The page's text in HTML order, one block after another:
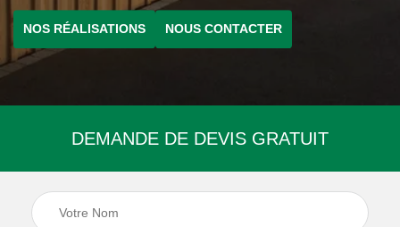
NOS RÉALISATIONS NOUS CONTACTER
DEMANDE DE DEVIS GRATUIT